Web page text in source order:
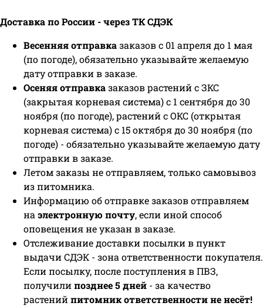
Доставка по России - через ТК СДЭК
Весенняя отправказаказов с 01 апреля до 1 мая
(по погоде), обязательно указывайте желаемую
дату отправки в заказе.
Осеняя отправказаказов растений с ЗКС
(закрытая корневая система) с 1 сентября до 30
ноября (по погоде), растений с ОКС (открытая
корневая система) с 15 октября до 30 ноября (по
погоде) - обязательно указывайте желаемую дату
отправки в заказе.
Летом заказы не отправляем, только самовывоз
из питомника.
Информацию об отправке заказов отправляем
на электронную почту, если иной способ
оповещения не указан в заказе.
Отслеживание доставки посылки в пункт
выдачи СДЭК - зона ответственности покупателя.
Если посылку, после поступления в ПВЗ,
получили позднее 5 дней - за качество
растений питомник ответственности не несёт!